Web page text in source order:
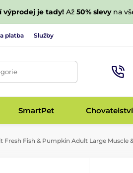
výprodej je tady!Až 50% slevyna
platba Služby
SmartPet Chovatelství
Fresh Fish & Pumpkin Adult Large Muscle